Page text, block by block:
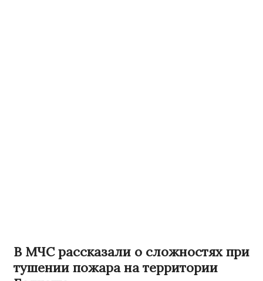
В МЧС рассказали о сложностях при
тушении пожара на территории